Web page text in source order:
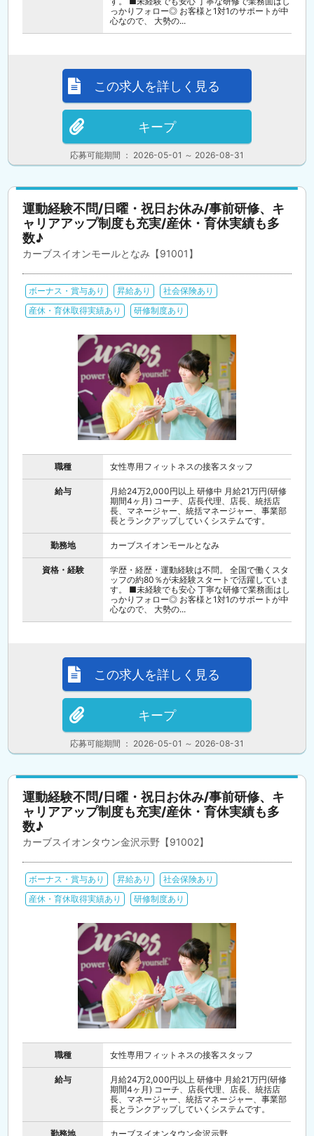
っかりフォロー◎ お客様と1対1のサポートが中
心なので、 大勢の...
応募可能期間 ： 2026-05-01 ～ 2026-08-31
この求人を詳しく見る
キープ
運動経験不問/日曜・祝日お休み/事前研修、キ
ャリアアップ制度も充実/産休・育休実績も多
数♪
カーブスイオンモールとなみ【91001】
ボーナス・賞与あり 昇給あり
社会保険あり
産休・育休取得実績あり
研修制度あり
職種 女性専用フィットネスの接客スタッフ
給与
月給24万2,000円以上 研修中 月給21万円(研修
期間4ヶ月) コーチ、店長代理、店長、統括店
長、マネージャー、統括マネージャー、事業部
長とランクアップしていくシステムです。
勤務地 カーブスイオンモールとなみ
資格・経験
学歴・経歴・運動経験は不問。 全国で働くスタ
ッフの約80％が未経験スタートで活躍していま
す。 ■未経験でも安心 丁寧な研修で業務面はし
っかりフォロー◎ お客様と1対1のサポートが中
心なので、 大勢の...
応募可能期間 ： 2026-05-01 ～ 2026-08-31
この求人を詳しく見る
キープ
運動経験不問/日曜・祝日お休み/事前研修、キ
ャリアアップ制度も充実/産休・育休実績も多
数♪
カーブスイオンタウン金沢示野【91002】
ボーナス・賞与あり 昇給あり
社会保険あり
産休・育休取得実績あり
研修制度あり
職種 女性専用フィットネスの接客スタッフ
給与
月給24万2,000円以上 研修中 月給21万円(研修
期間4ヶ月) コーチ、店長代理、店長、統括店
長、マネージャー、統括マネージャー、事業部
長とランクアップしていくシステムです。
勤務地 カーブスイオンタウン金沢示野